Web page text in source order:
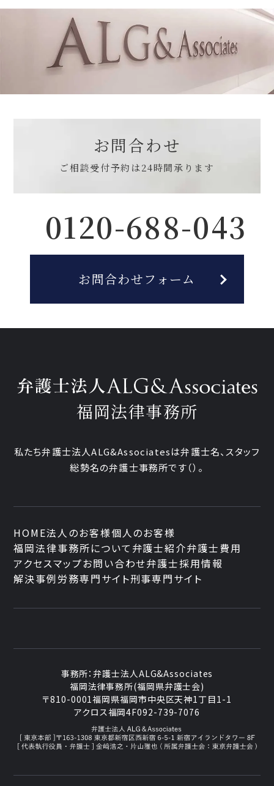
お問合わせ
ご相談受付予約は24時間承ります
0120-688-043
お問合わせフォーム
福岡法律事務所
私たち弁護士法人ALG&Associatesは弁護士名、スタッフ
総勢名の弁護士事務所です（）。
HOME法人のお客様個人のお客様
福岡法律事務所について 弁護士紹介弁護士費用
アクセスマップお問い合わせ弁護士採用情報
解決事例労務専門サイト刑事専門サイト
事務所：弁護士法人ALG&Associates
福岡法律事務所(福岡県弁護士会)
〒810-0001福岡県福岡市中央区天神1丁目1-1
アクロス福岡4F092-739-7076